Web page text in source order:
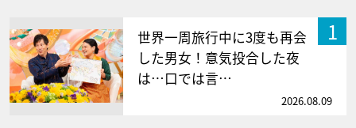
1
世界一周旅行中に3度も再会
した男女！意気投合した夜
は…口では言…
2026.08.09